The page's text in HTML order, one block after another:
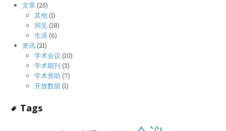
文章(25)
其他(1)
洞见(18)
生涯(6)
资讯(21)
学术会议 (10)
学术期刊 (3)
学术资助 (7)
开放数据(1)
Tags